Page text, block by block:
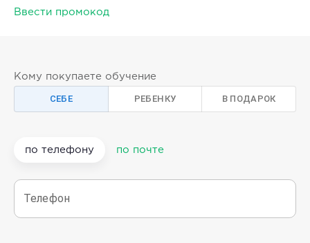
Ввести промокод
Кому покупаете обучение
СЕБЕ РЕБЕНКУ В ПОДАРОК
по телефону по почте
Телефон